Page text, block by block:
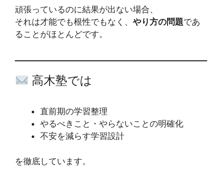
頑張っているのに結果が出ない場合、
それは才能でも根性でもなく、 やり方の問題であ
ることがほとんどです。
高木塾では
直前期の学習整理
やるべきこと・やらないことの明確化
不安を減らす学習設計
を徹底しています。